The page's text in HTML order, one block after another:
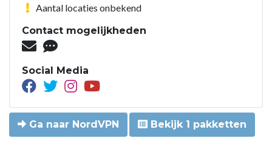
Aantal locaties onbekend
Contact mogelijkheden
Social Media
Ga naar NordVPN Bekijk 1 pakketten